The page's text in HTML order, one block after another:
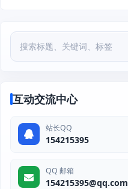
互动交流中心
站长QQ
154215395
QQ 邮箱
154215395@qq.com